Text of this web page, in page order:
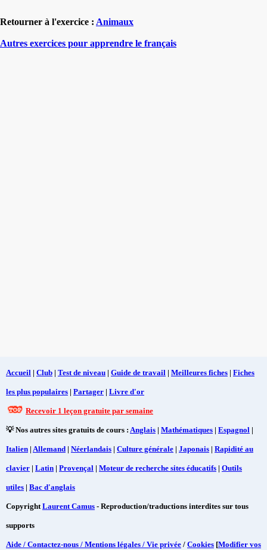
Retourner à l'exercice : Animaux
Autres exercices pour apprendre le français
Accueil | Club | Test de niveau | Guide de travail | Meilleures fiches | Fiches
les plus populaires | Partager | Livre d'or
Recevoir 1 leçon gratuite par semaine
💡 Nos autres sites gratuits de cours : Anglais | Mathématiques | Espagnol |
Italien | Allemand | Néerlandais | Culture générale | Japonais | Rapidité au
clavier | Latin | Provençal | Moteur de recherche sites éducatifs | Outils
utiles | Bac d'anglais
CopyrightLaurent Camus - Reproduction/traductions interdites sur tous
supports
Aide / Contactez-nous / Mentions légales / Vie privée / Cookies [Modifier vos